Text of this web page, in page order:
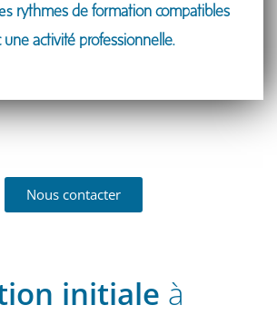
rythmes de formation compatibles
une activité professionnelle.
Nous contacter
initiale à